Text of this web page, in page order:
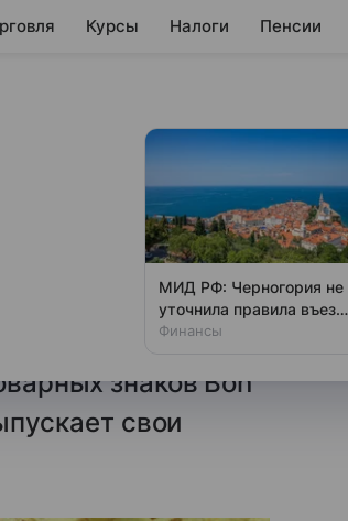
Курсы Налоги Пенсии
Рус»
за бренд
«Конти-Рус»
под которым ГК
могла
знаков Bon
свои
МИД РФ: Черногория не
уточнила правила въезда
для россиян с 1 ноября
Финансы